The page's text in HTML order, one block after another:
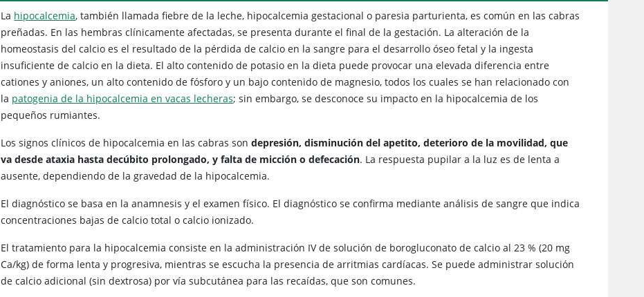
La hipocalcemia, también llamada fiebre de la leche, hipocalcemia gestacional o paresia parturienta, es común en las cabras
preñadas. En las hembras clínicamente afectadas, se presenta durante el final de la gestación. La alteración de la
homeostasis del calcio es el resultado de la pérdida de calcio en la sangre para el desarrollo óseo fetal y la ingesta
insuficiente de calcio en la dieta. El alto contenido de potasio en la dieta puede provocar una elevada diferencia entre
cationes y aniones, un alto contenido de fósforo y un bajo contenido de magnesio, todos los cuales se han relacionado con
la patogenia de la hipocalcemia en vacas lecheras; sin embargo, se desconoce su impacto en la hipocalcemia de los
pequeños rumiantes.
Los signos clínicos de hipocalcemia en las cabras sondepresión, disminución del apetito, deterioro de la movilidad, que
va desde ataxia hasta decúbito prolongado, y falta de micción o defecación. La respuesta pupilar a la luz es de lenta a
ausente, dependiendo de la gravedad de la hipocalcemia.
El diagnóstico se basa en la anamnesis y el examen físico. El diagnóstico se confirma mediante análisis de sangre que indica
concentraciones bajas de calcio total o calcio ionizado.
El tratamiento para la hipocalcemia consiste en la administración IV de solución de borogluconato de calcio al 23 % (20 mg
Ca/kg) de forma lenta y progresiva, mientras se escucha la presencia de arritmias cardíacas. Se puede administrar solución
de calcio adicional (sin dextrosa) por vía subcutánea para las recaídas, que son comunes.